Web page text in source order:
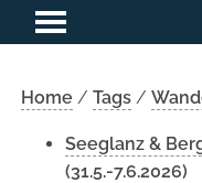
Home / Tags/
Seeglanz &
(31.5.-7.6.2026)